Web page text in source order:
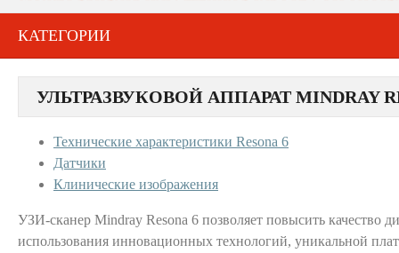
КАТЕГОРИИ
УЛЬТРАЗВУКОВОЙ АППАРАТ MINDRAY
Технические характеристики Resona 6
Датчики
Клинические изображения
УЗИ-сканер Mindray Resona 6 позволяет повысить качество
использования инновационных технологий, уникальной